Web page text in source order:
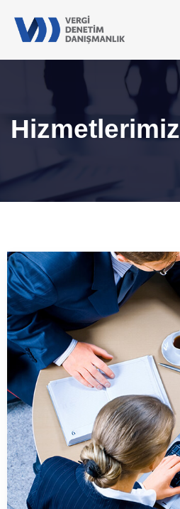
Hizmetlerimiz